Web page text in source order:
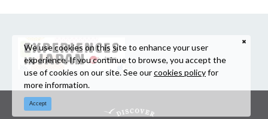
We use cookies on this site to enhance your user
experience. If you continue to browse, you accept the
use of cookies on our site. See ourcookies policyfor
more information.
Accept